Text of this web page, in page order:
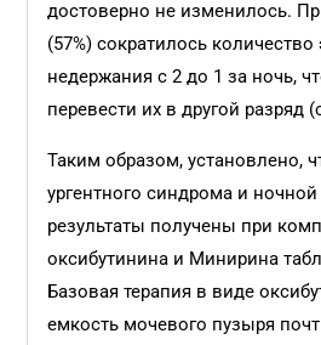
достоверно не изменилось.
(57%) сократилось
недержания с 2 до 1 за ночь,
перевести их в другой разряд
Таким образом, установлено,
ургентного синдрома и
результаты получены при
оксибутинина и Минирина
Базовая терапия в виде
емкость мочевого пузыря